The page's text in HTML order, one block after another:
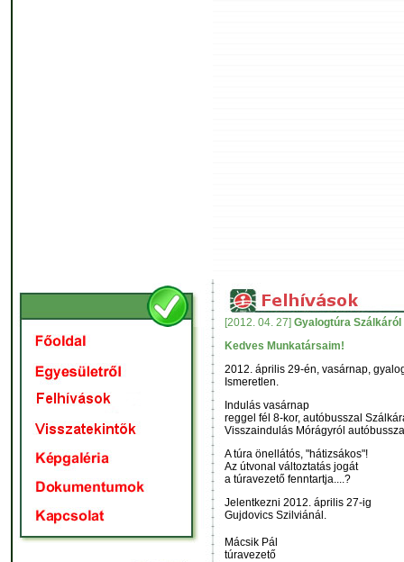
[2012. 04. 27] Gyalogtúra Szálkáról
Kedves Munkatársaim!
2012. április 29-én, vasárnap,
Ismeretlen.
Indulás vasárnap
reggel fél 8-kor, autóbusszal
Visszaindulás Mórágyról
A túra önellátós, "hátizsákos"!
Az útvonal változtatás jogát
a túravezető fenntartja....?
Jelentkezni 2012. április 27-ig
Gujdovics Szilviánál.
Mácsik Pál
túravezető